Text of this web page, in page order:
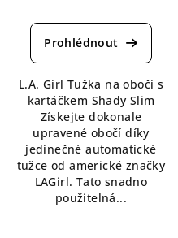
hodnocení
produktu
z
5
hvězdiček.
L.A. Girl Tužka na obočí s
kartáčkem Shady Slim
Získejte dokonale
upravené obočí díky
jedinečné automatické
tužce od americké značky
LAGirl. Tato snadno
použitelná...